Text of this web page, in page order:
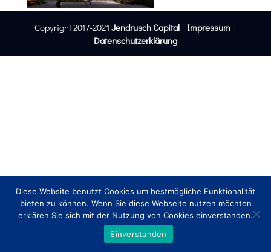
Copyright 2017-2021 Jendrusch Capital |Impressum |
Datenschutzerklärung
Diese Website benutzt Cookies um bestmögliche Funktionalität
bieten zu können. Wenn Sie diese Webseite nutzen möchten
erklären Sie sich mit der Nutzung von Cookies einverstanden.
Einverstanden